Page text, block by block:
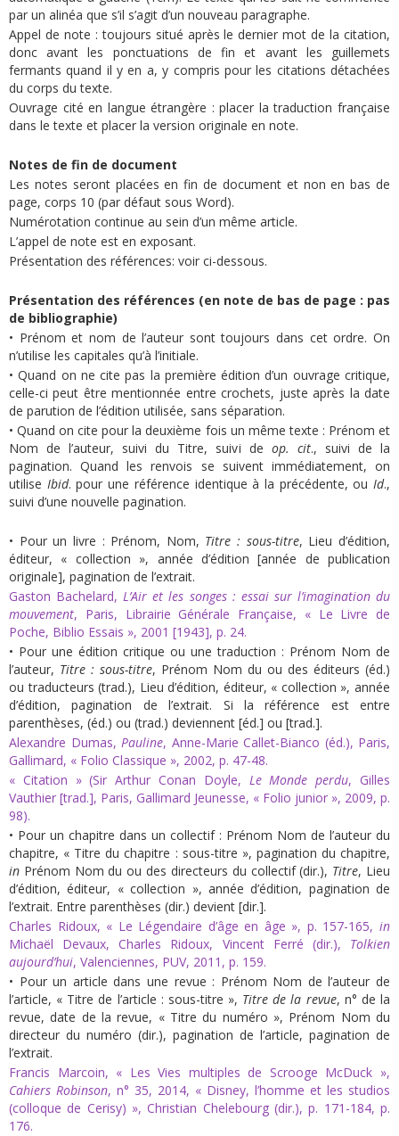
par un alinéa que s’il s’agit d’un nouveau paragraphe.
Appel de note : toujours situé après le dernier mot de la citation,
donc avant les ponctuations de fin et avant les guillemets
fermants quand il y en a, y compris pour les citations détachées
du corps du texte.
Ouvrage cité en langue étrangère : placer la traduction française
dans le texte et placer la version originale en note.
Notes de fin de document
Les notes seront placées en fin de document et non en bas de
page, corps 10 (par défaut sous Word).
Numérotation continue au sein d’un même article.
L’appel de note est en exposant.
Présentation des références: voir ci-dessous.
Présentation des références (en note de bas de page : pas
de bibliographie)
• Prénom et nom de l’auteur sont toujours dans cet ordre. On
n’utilise les capitales qu’à l’initiale.
• Quand on ne cite pas la première édition d’un ouvrage critique,
celle-ci peut être mentionnée entre crochets, juste après la date
de parution de l’édition utilisée, sans séparation.
• Quand on cite pour la deuxième fois un même texte : Prénom et
Nom de l’auteur, suivi du Titre, suivi de op. cit., suivi de la
pagination. Quand les renvois se suivent immédiatement, on
utilise Ibid. pour une référence identique à la précédente, ouId.,
suivi d’une nouvelle pagination.
• Pour un livre : Prénom, Nom, Titre : sous-titre, Lieu d’édition,
éditeur, « collection », année d’édition [année de publication
originale], pagination de l’extrait.
Gaston Bachelard,L’Air et les songes : essai sur l’imagination du
mouvement, Paris, Librairie Générale Française, « Le Livre de
Poche, Biblio Essais », 2001 [1943], p. 24.
• Pour une édition critique ou une traduction : Prénom Nom de
l’auteur, Titre : sous-titre, Prénom Nom du ou des éditeurs (éd.)
ou traducteurs (trad.), Lieu d’édition, éditeur, « collection », année
d’édition, pagination de l’extrait. Si la référence est entre
parenthèses, (éd.) ou (trad.) deviennent [éd.] ou [trad.].
Alexandre Dumas, Pauline, Anne-Marie Callet-Bianco (éd.), Paris,
Gallimard, « Folio Classique », 2002, p. 47-48.
« Citation » (Sir Arthur Conan Doyle, Le Monde perdu, Gilles
Vauthier [trad.], Paris, Gallimard Jeunesse, « Folio junior », 2009, p.
98).
• Pour un chapitre dans un collectif : Prénom Nom de l’auteur du
chapitre, « Titre du chapitre : sous-titre », pagination du chapitre,
in Prénom Nom du ou des directeurs du collectif (dir.), Titre, Lieu
d’édition, éditeur, « collection », année d’édition, pagination de
l’extrait. Entre parenthèses (dir.) devient [dir.].
Charles Ridoux, « Le Légendaire d’âge en âge », p. 157-165, in
Michaël Devaux, Charles Ridoux, Vincent Ferré (dir.), Tolkien
aujourd’hui, Valenciennes, PUV, 2011, p. 159.
• Pour un article dans une revue : Prénom Nom de l’auteur de
l’article, « Titre de l’article : sous-titre », Titre de la revue, n° de la
revue, date de la revue, « Titre du numéro », Prénom Nom du
directeur du numéro (dir.), pagination de l’article, pagination de
l’extrait.
Francis Marcoin, « Les Vies multiples de Scrooge McDuck »,
Cahiers Robinson, n° 35, 2014, « Disney, l’homme et les studios
(colloque de Cerisy) », Christian Chelebourg (dir.), p. 171-184, p.
176.